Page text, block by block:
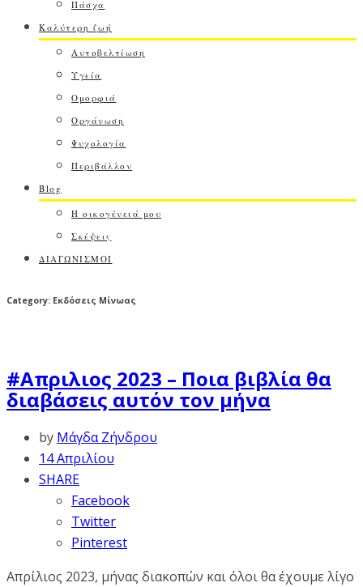
Πάσχα
Καλύτερη ζωή
Αυτοβελτίωση
Υγεία
Ομορφιά
Οργάνωση
Ψυχολογία
Περιβάλλον
Blog
Η οικογένειά μου
Σκέψεις
ΔΙΑΓΩΝΙΣΜΟΙ
Category: Εκδόσεις Μίνωας
#Απριλιος 2023 – Ποια βιβλία θα
διαβάσεις αυτόν τον μήνα
by Μάγδα Ζήνδρου
14 Απριλίου
SHARE
Facebook
Twitter
Pinterest
Απρίλιος 2023, μήνας διακοπών και όλοι θα έχουμε λίγο